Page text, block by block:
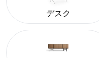
デスク